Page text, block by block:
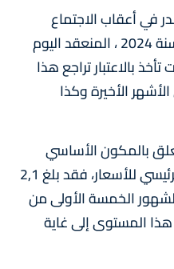
في أعقاب الاجتماع
الفصلي الثاني لمجلسه برسم سنة 2024 ، المنعقد اليوم
تأخذ بالاعتبار تراجع هذا
الأخيرة وكذا
بالمكون الأساسي
للتضخم، الذي يعكس التوجه الرئيسي للأسعار، فقد بلغ 2,1
الخمسة الأولى من
المستوى إلى غاية